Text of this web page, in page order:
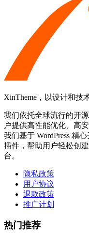
XinTheme，以设计和技
我们依托全球流行的开
户提供高性能优化、高
我们基于 WordPress 精
插件，帮助用户轻松创
台。
隐私政策
用户协议
退款政策
推广计划
热门推荐